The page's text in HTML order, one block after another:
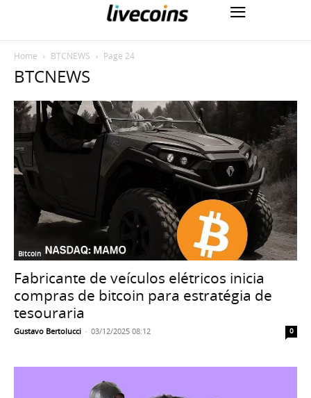
Home BTCNEWS Page 24
BTCNEWS
Bitcoin
Fabricante de veículos elétricos inicia
compras de bitcoin para estratégia de
tesouraria
Gustavo Bertolucci - 03/12/2025 08:12 0